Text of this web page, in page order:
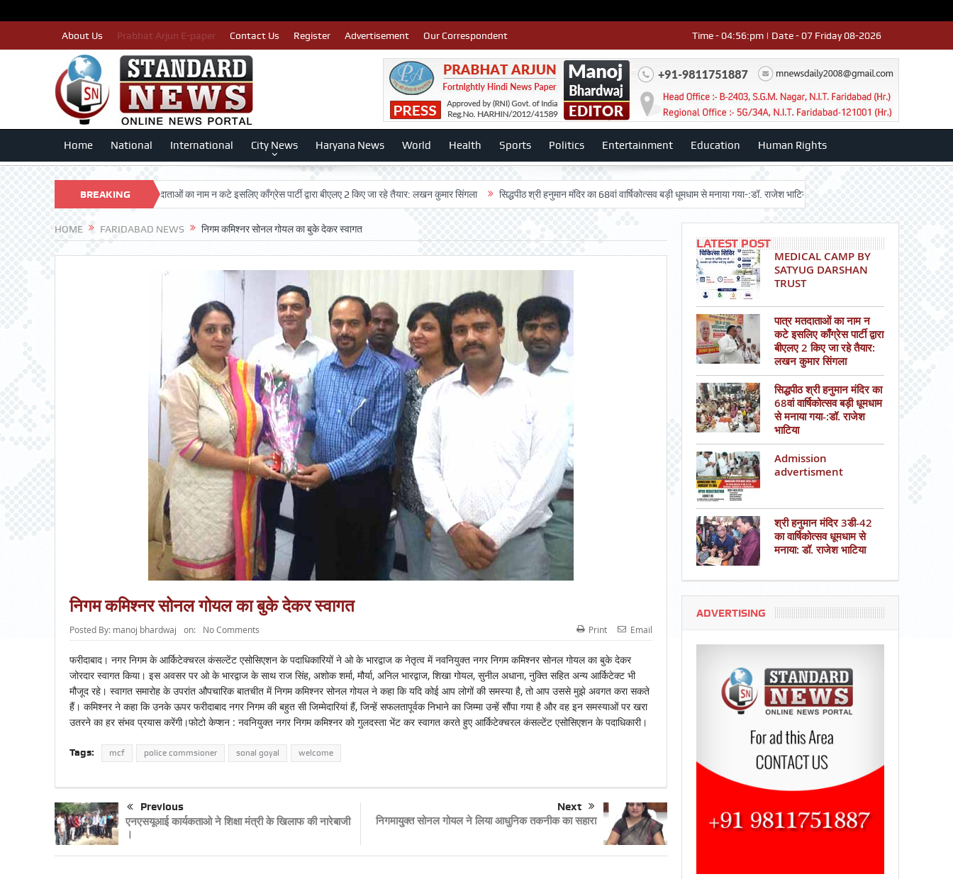
About Us Prabhat Arjun E-paper Contact Us Register Advertisement Our Correspondent Time - 04:56:pm | Date - 07 Friday 08-2026
Home National International City News Haryana News World Health Sports Politics Entertainment Education Human Rights
BREAKING
NEWS
TRUST पात्र मतदाताओं का नाम न कटे इसलिए काँग्रेस पार्टी द्वारा बीएलए 2 किए जा रहे तैयार: लखन कुमार सिंगला सिद्धपीठ श्री हनुमान मंदिर का 68वां वार्षिकोत्सव बड़ी धूमधाम से मनाया गया-:डॉ. राजेश भाटिया Admission advertisment श्री
HOME FARIDABAD NEWS निगम कमिश्नर सोनल गोयल का बुके देकर स्वागत
निगम कमिश्नर सोनल गोयल का बुके देकर स्वागत
Posted By: manoj bhardwaj on: No Comments Print Email
फरीदाबाद। नगर निगम के आर्किटेक्चरल कंसल्टेंट एसोसिएशन के पदाधिकारियों ने ओ के भारद्वाज क नेतृत्व में नवनियुक्त नगर निगम कमिश्नर सोनल गोयल का बुके देकर
जोरदार स्वागत किया। इस अवसर पर ओ के भारद्वाज के साथ राज सिंह, अशोक शर्मा, मौर्या, अनिल भारद्वाज, शिखा गोयल, सुनील अधाना, नुक्ति सहित अन्य आर्किटेक्ट भी
मौजूद रहे। स्वागत समारोह के उपरांत औपचारिक बातचीत में निगम कमिश्नर सोनल गोयल ने कहा कि यदि कोई आप लोगों की समस्या है, तो आप उससे मुझे अवगत करा सकते
हैं। कमिश्नर ने कहा कि उनके ऊपर फरीदाबाद नगर निगम की बहुत सी जिम्मेदारियां हैं, जिन्हें सफलतापूर्वक निभाने का जिम्मा उन्हें सौंपा गया है और वह इन समस्याओं पर खरा
उतरने का हर संभव प्रयास करेंगी।फोटो केप्शन : नवनियुक्त नगर निगम कमिश्नर को गुलदस्ता भेंट कर स्वागत करते हुए आर्किटेक्चरल कंसल्टेंट एसोसिएशन के पदाधिकारी।
Tags: mcf police commsioner sonal goyal welcome
Previous
एनएसयूआई कार्यकताओ ने शिक्षा मंत्री के खिलाफ की नारेबाजी
।
Next
निगमायुक्त सोनल गोयल ने लिया आधुनिक तकनीक का सहारा
LATEST POST
MEDICAL CAMP BY
SATYUG DARSHAN
TRUST
पात्र मतदाताओं का नाम न
कटे इसलिए काँग्रेस पार्टी द्वारा
बीएलए 2 किए जा रहे तैयार:
लखन कुमार सिंगला
सिद्धपीठ श्री हनुमान मंदिर का
68वां वार्षिकोत्सव बड़ी धूमधाम
से मनाया गया-:डॉ. राजेश
भाटिया
Admission
advertisment
श्री हनुमान मंदिर 3डी-42
का वार्षिकोत्सव धूमधाम से
मनाया: डॉ. राजेश भाटिया
ADVERTISING